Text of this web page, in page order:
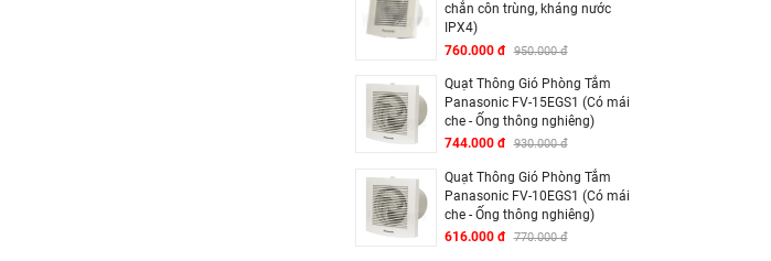
chắn côn trùng, kháng nước
IPX4)
760.000 đ 950.000 đ
Quạt Thông Gió Phòng Tắm
Panasonic FV-15EGS1 (Có mái
che - Ống thông nghiêng)
744.000 đ 930.000 đ
Quạt Thông Gió Phòng Tắm
Panasonic FV-10EGS1 (Có mái
che - Ống thông nghiêng)
616.000 đ 770.000 đ